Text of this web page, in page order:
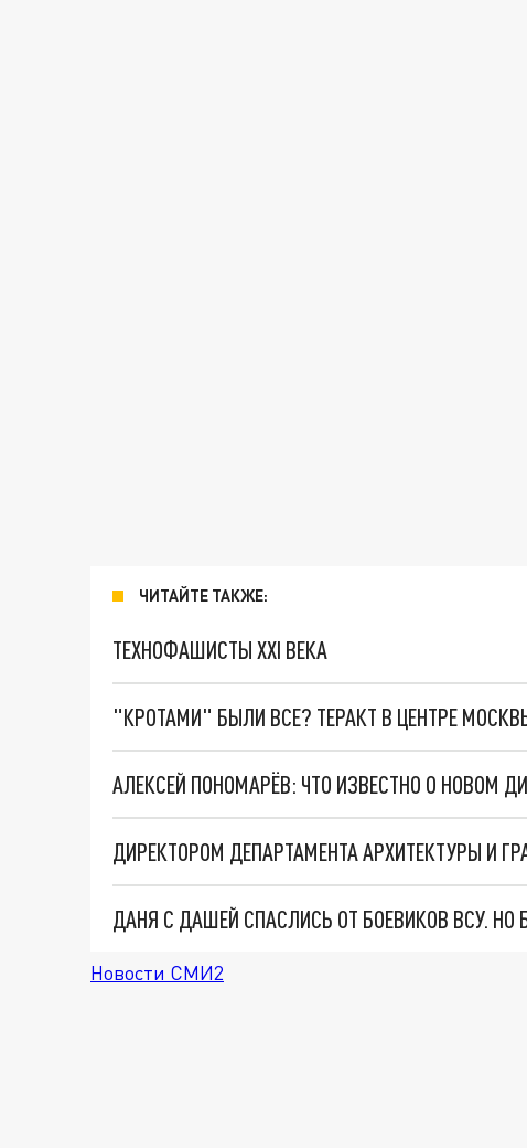
ЧИТАЙТЕ ТАКЖЕ:
ТЕХНОФАШИСТЫ XXI ВЕКА
"КРОТАМИ" БЫЛИ ВСЕ? ТЕРАКТ В ЦЕНТРЕ
АЛЕКСЕЙ ПОНОМАРЁВ: ЧТО ИЗВЕСТНО О НОВОМ
ДАНЯ С ДАШЕЙ СПАСЛИСЬ ОТ БОЕВИКОВ ВСУ.
Новости СМИ2